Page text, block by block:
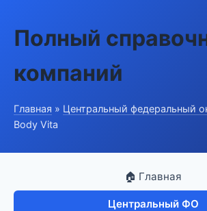
Полный
компаний
Главная » Центральный федеральный
Body Vita
🏠 Главная
Центральный ФО